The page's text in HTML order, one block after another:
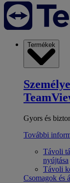
Termékek
Gyors és
További
Távoli
nyújtása
Távoli
Csomagok és